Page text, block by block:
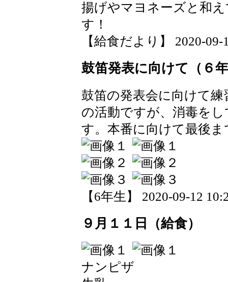
揚げやマヨネーズと和
す！
【給食だより】 2020-09-
鼓笛発表に向けて（６
鼓笛の発表会に向けて
の活動ですが、消毒を
す。本番に向けて最後
【6年生】 2020-09-12
９月１１日（給食）
ナンピザ